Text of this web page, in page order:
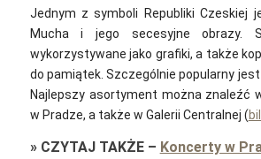
Jednym z symboli Republiki Czeskiej
Mucha i jego secesyjne obrazy.
wykorzystywane jako grafiki, a także
do pamiątek. Szczególnie popularny jest
Najlepszy asortyment można znaleźć
w Pradze, a także w Galerii Centralnej (
» CZYTAJ TAKŻE– Koncerty w